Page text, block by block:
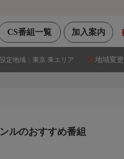
加入案内
CS番組一覧
設定地域： 東京 東エリア 地域変更
ルのおすすめ番組